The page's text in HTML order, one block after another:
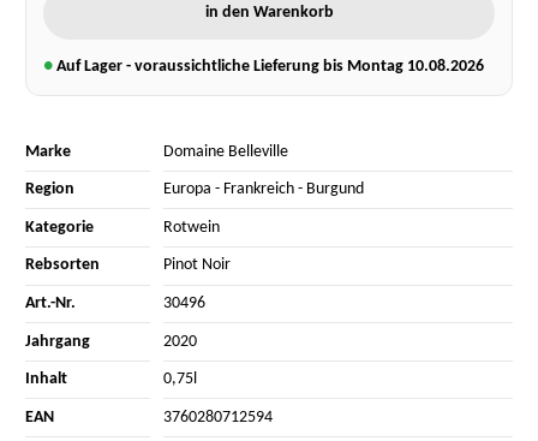
in den Warenkorb
● Auf Lager - voraussichtliche Lieferung bis Montag 10.08.2026
Marke Domaine Belleville
Region Europa - Frankreich- Burgund
Kategorie Rotwein
Rebsorten Pinot Noir
Art.-Nr. 30496
Jahrgang 2020
Inhalt 0,75l
EAN 3760280712594